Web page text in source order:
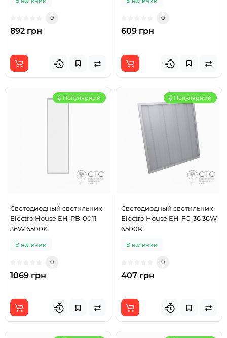
0
892 грн
0
609 грн
Популярный
Светодиодный светильник
Electro House EH-PB-0011
36W 6500K
В наличии
0
1069 грн
Популярный
Светодиодный светильник
Electro House EH-FG-36 36W
6500K
В наличии
0
407 грн